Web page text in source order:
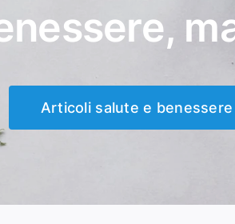
Articoli salute e benessere